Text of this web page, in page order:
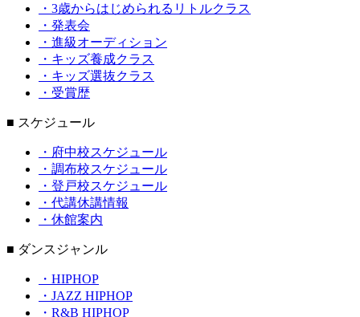
・3歳からはじめられるリトルクラス
・発表会
・進級オーディション
・キッズ養成クラス
・キッズ選抜クラス
・受賞歴
■ スケジュール
・府中校スケジュール
・調布校スケジュール
・登戸校スケジュール
・代講休講情報
・休館案内
■ ダンスジャンル
・HIPHOP
・JAZZ HIPHOP
・R&B HIPHOP